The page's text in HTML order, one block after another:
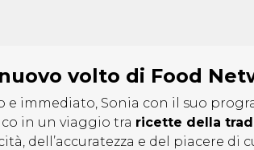
volto di Food
e immediato, Sonia con il suo
in un viaggio tra ricette della
dell’accuratezza e del piacere